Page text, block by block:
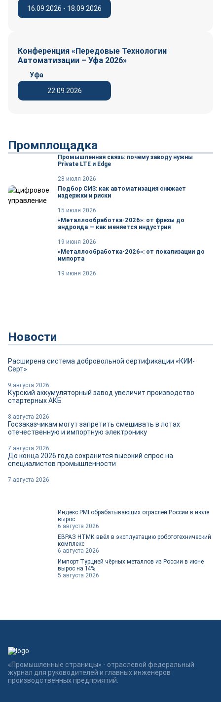
16.09.2026 - 18.09.2026
Конференция «Передовые Технологии
Автоматизации – Уфа 2026»
22.09.2026
Уфа
Промплощадка
Промышленная связь: почему заводу нужны
Private LTE и Edge
28 июля 2026
Подбор СИЗ: как автоматизация снижает
издержки и риски
15 июля 2026
«Металлообработка-2026»: от фрезы до
андроида — как меняется индустрия
19 июня 2026
«Металлообработка-2026»: от локализации до
импорта
19 июня 2026
Новости
Расширена система добровольной сертификации «КИИ-
Серт»
9 августа 2026
Курский аккумуляторный завод увеличит производство
стартерных АКБ
8 августа 2026
Госзаказчикам могут запретить смешивать в лотах
отечественную и импортную электронику
7 августа 2026
До конца 2026 года сохранится высокий спрос на
специалистов промышленности
7 августа 2026
Индекс PMI обрабатывающих отраслей России в июле
вырос
6 августа 2026
ЕВРАЗ НТМК ввёл в эксплуатацию робототехнический
комплекс
6 августа 2026
Импорт Турцией чёрных металлов из России в июне
вырос на 14%
5 августа 2026
«Промышленные страницы» - отраслевой федеральный
журнал для руководителей и главных инженеров
производственных предприятий.